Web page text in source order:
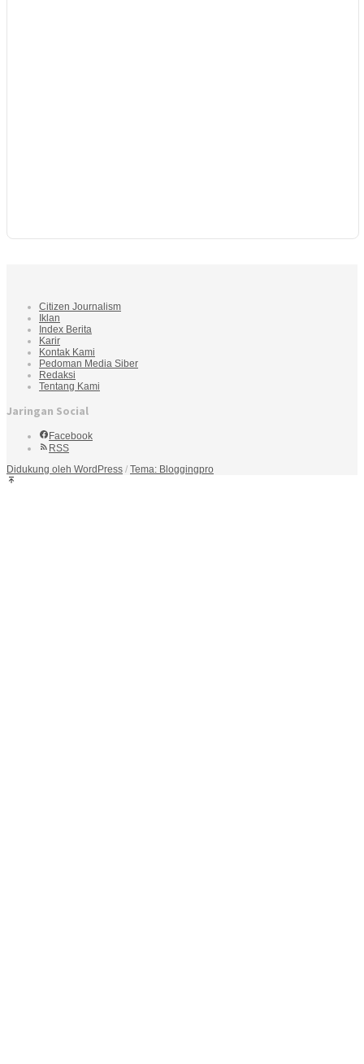
Citizen Journalism
Iklan
Index Berita
Karir
Kontak Kami
Pedoman Media Siber
Redaksi
Tentang Kami
Jaringan Social
Facebook
RSS
Didukung oleh WordPress / Tema: Bloggingpro